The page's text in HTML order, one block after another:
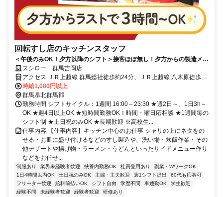
回転すし店のキッチンスタッフ
＜午後のみOK！夕方以降のシフト＞接客ほぼ無し！夕方からの製造メイ
ンでコツコツ働ける
スシロー 群馬吉岡店
アクセス ＪＲ上越線 群馬総社徒歩約24分、ＪＲ上越線 八木原徒歩約
52分、ＪＲ上越線 新前橋西口徒歩約77分
時給1,080円以上
群馬県北群馬郡
勤務時間 シフトサイクル：1週間 16:00～23:30 ★週2日～、1日3h～
OK ★週4日以上OK ★短時間勤務OK！時間・曜日応相談 ★1週間毎の
シフト制 ★土日祝のみOK ★長期歓迎 ※高校生...
仕事内容 【仕事内容】キッチン中心のお仕事 シャリの上にネタをの
せる・お皿に盛り付けるなどのすし製造や、洗い場・炊飯作業・その
他デザートや揚げ物・ラーメン・うどんといったサイドメニュー作り
などをお任せ...
制服あり 業界未経験者歓迎 扶養内勤務OK 社員登用あり
副業・WワークOK
1日4時間以内OK
土日祝のみOK 主婦・主夫歓迎 週1シフト提出
60代も応募可
フリーター歓迎
給料前払いOK シフト自由 学歴不問 車通勤OK
学生歓迎
経験不問
未経験者歓迎 経験者歓迎 研修あり